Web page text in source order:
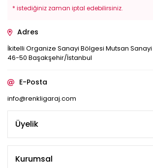
* istediğiniz zaman iptal edebilirsiniz.
Adres
İkitelli Organize Sanayi Bölgesi Mutsan Sanayi
46-50 Başakşehir/İstanbul
E-Posta
info@renkligaraj.com
Üyelik
Kurumsal